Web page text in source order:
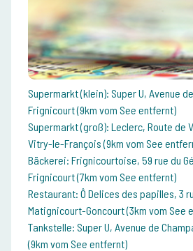
Supermarkt (klein): Super U, Avenue
Frignicourt (9km vom See entfernt)
Supermarkt (groß): Leclerc, Route de
Vitry-le-François (9km vom See
Bäckerei: Frignicourtoise, 59 rue du
Frignicourt (7km vom See entfernt)
Restaurant: Ô Delices des papilles, 3
Matignicourt-Goncourt (3km vom See
Tankstelle: Super U, Avenue de
(9km vom See entfernt)